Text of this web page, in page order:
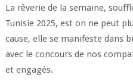
La rêverie de la semaine,
Tunisie 2025, est on ne peut
cause, elle se manifeste dans
avec le concours de nos
et engagés.